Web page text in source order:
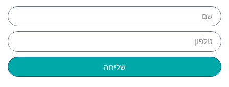
שליחה